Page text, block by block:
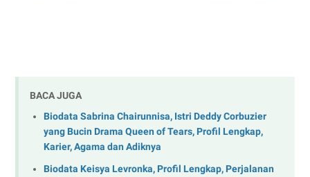
BACA JUGA
Biodata Sabrina Chairunnisa, Istri Deddy Corbuzier
yang Bucin Drama Queen of Tears, Profil Lengkap,
Karier, Agama dan Adiknya
Biodata Keisya Levronka, Profil Lengkap, Perjalanan